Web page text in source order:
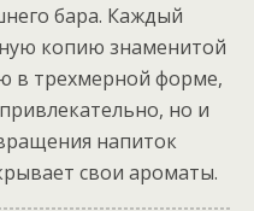
бара. Каждый
копию знаменитой
в трехмерной форме,
но и
напиток
свои ароматы.